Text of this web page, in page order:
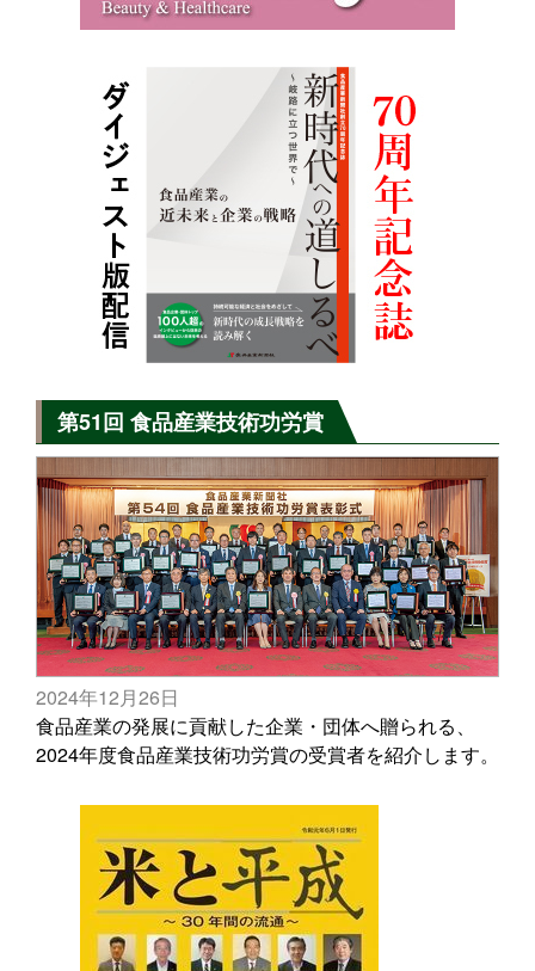
第51回 食品産業技術功労賞
2024年12月26日
食品産業の発展に貢献した企業・団体へ贈られる、
2024年度食品産業技術功労賞の受賞者を紹介します。